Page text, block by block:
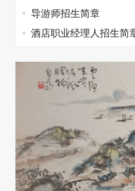
导游师招生简章
酒店职业经理人招生简